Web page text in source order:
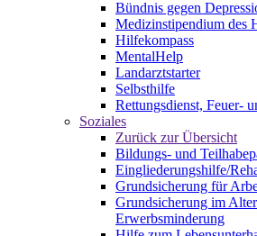
Bündnis gegen
Medizinstipendium des
Hilfekompass
MentalHelp
Landarztstarter
Selbsthilfe
Rettungsdienst, Feuer-
Soziales
Zurück zur Übersicht
Bildungs- und
Eingliederungshilfe/
Grundsicherung für
Grundsicherung im
Erwerbsminderung